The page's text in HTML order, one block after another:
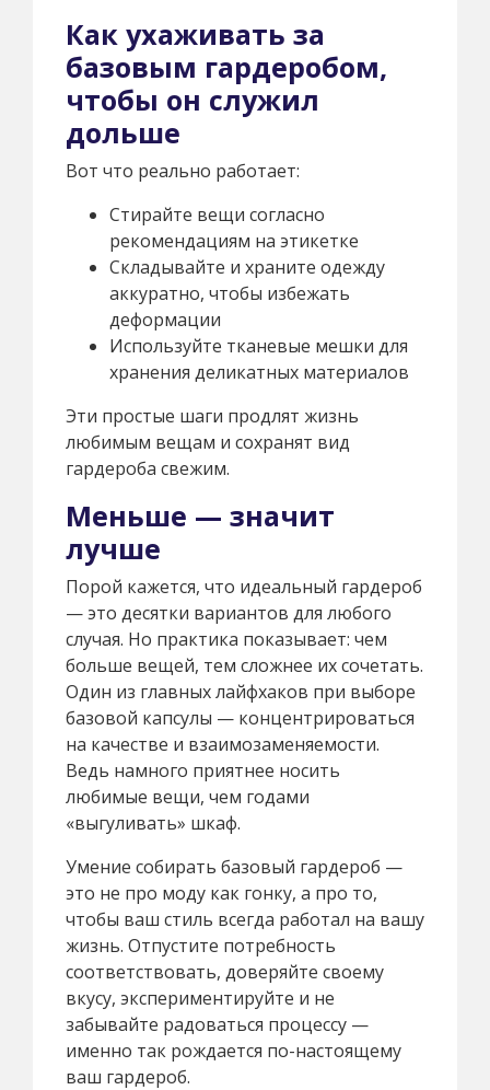
Как ухаживать за
базовым гардеробом,
чтобы он служил
дольше
Вот что реально работает:
Стирайте вещи согласно
рекомендациям на этикетке
Складывайте и храните одежду
аккуратно, чтобы избежать
деформации
Используйте тканевые мешки для
хранения деликатных материалов
Эти простые шаги продлят жизнь
любимым вещам и сохранят вид
гардероба свежим.
Меньше — значит
лучше
Порой кажется, что идеальный гардероб
— это десятки вариантов для любого
случая. Но практика показывает: чем
больше вещей, тем сложнее их сочетать.
Один из главных лайфхаков при выборе
базовой капсулы — концентрироваться
на качестве и взаимозаменяемости.
Ведь намного приятнее носить
любимые вещи, чем годами
«выгуливать» шкаф.
Умение собирать базовый гардероб —
это не про моду как гонку, а про то,
чтобы ваш стиль всегда работал на вашу
жизнь. Отпустите потребность
соответствовать, доверяйте своему
вкусу, экспериментируйте и не
забывайте радоваться процессу —
именно так рождается по-настоящему
ваш гардероб.